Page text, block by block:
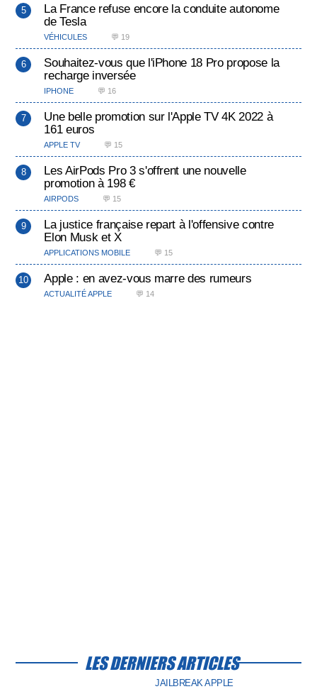
La France refuse encore la conduite autonome
de Tesla
VÉHICULES 💬 19
Souhaitez-vous que l'iPhone 18 Pro propose la
recharge inversée
IPHONE 💬 16
Une belle promotion sur l'Apple TV 4K 2022 à
161 euros
APPLE TV 💬 15
Les AirPods Pro 3 s'offrent une nouvelle
promotion à 198 €
AIRPODS 💬 15
La justice française repart à l'offensive contre
Elon Musk et X
APPLICATIONS MOBILE 💬 15
Apple : en avez-vous marre des rumeurs
ACTUALITÉ APPLE 💬 14
LES DERNIERS ARTICLES
JAILBREAK APPLE